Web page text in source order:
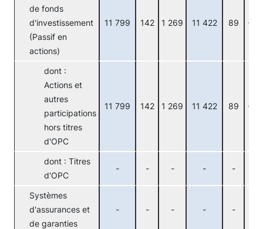
de fonds
d'investissement
(Passif en
actions)
11 799 142 1 269 11 422 89 -
dont :
Actions et
autres
participations
hors titres
d'OPC
11 799 142 1 269 11 422 89 -
dont : Titres
d'OPC
- - - - -
Systèmes
d'assurances et
de garanties
- - - - -